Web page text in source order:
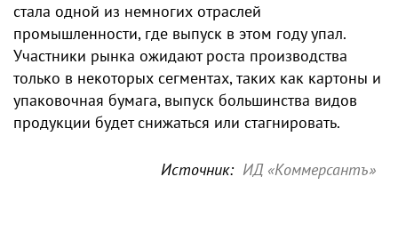
стала одной из немногих отраслей
промышленности, где выпуск в этом году упал.
Участники рынка ожидают роста производства
только в некоторых сегментах, таких как картоны и
упаковочная бумага, выпуск большинства видов
продукции будет снижаться или стагнировать.
Источник: ИД «Коммерсантъ»